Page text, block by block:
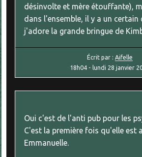
désinvolte et mère étouffante),
dans l'ensemble, il y a un certain
j'adore la grande bringue de
Écrit par :Aifelle
18h04 -lundi 28 janvier
Oui c'est de l'anti pub pour les
C'est la première fois qu'elle est
Emmanuelle.